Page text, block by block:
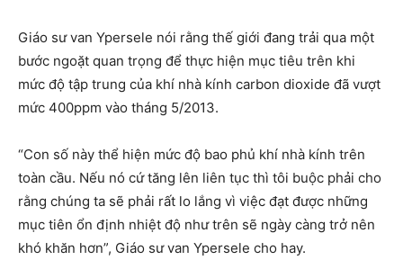
Giáo sư van Ypersele nói rằng thế giới đang trải qua một
bước ngoặt quan trọng để thực hiện mục tiêu trên khi
mức độ tập trung của khí nhà kính carbon dioxide đã vượt
mức 400ppm vào tháng 5/2013.
“Con số này thể hiện mức độ bao phủ khí nhà kính trên
toàn cầu. Nếu nó cứ tăng lên liên tục thì tôi buộc phải cho
rằng chúng ta sẽ phải rất lo lắng vì việc đạt được những
mục tiên ổn định nhiệt độ như trên sẽ ngày càng trở nên
khó khăn hơn”, Giáo sư van Ypersele cho hay.